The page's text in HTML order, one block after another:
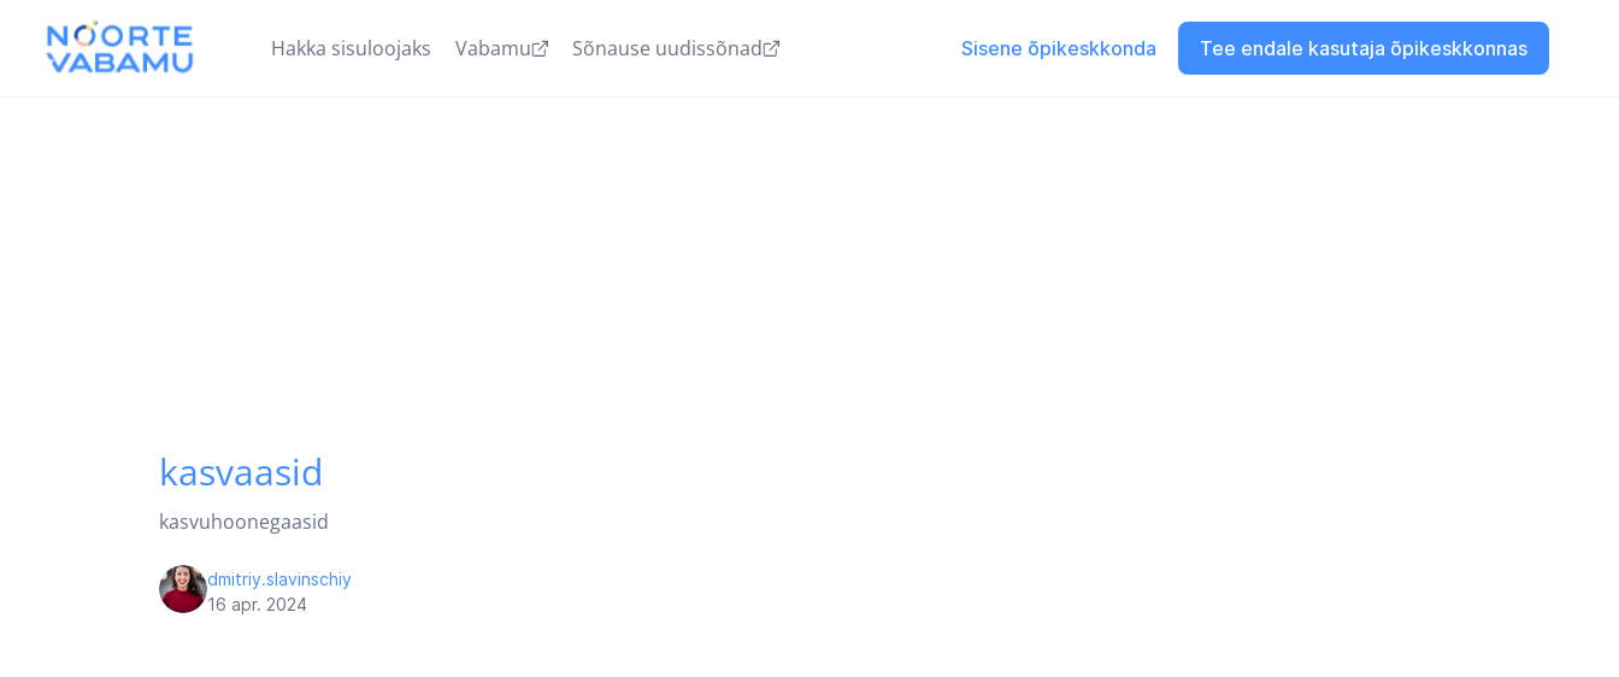
Hakka sisuloojaks Vabamu Sõnause uudissõnad Sisene õpikeskkonda Tee endale kasutaja õpikeskkonnas
kasvaasid
kasvuhoonegaasid
dmitriy.slavinschiy
16 apr. 2024